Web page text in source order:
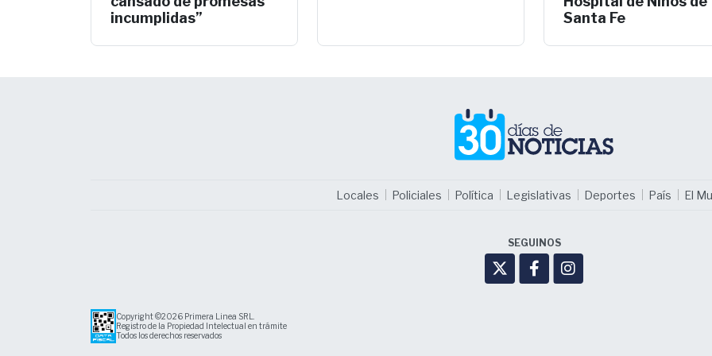
incumplidas”
Santa Fe
Locales Policiales Política Legislativas Deportes País El
SEGUINOS
Copyright ©2026 Primera Linea SRL.
Registro de la Propiedad Intelectual en trámite
Todos los derechos reservados